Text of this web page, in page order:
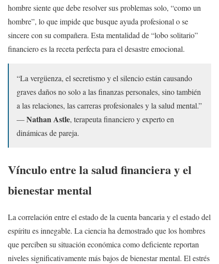
hombre siente que debe resolver sus problemas solo, “como un
hombre”, lo que impide que busque ayuda profesional o se
sincere con su compañera. Esta mentalidad de “lobo solitario”
financiero es la receta perfecta para el desastre emocional.
“La vergüenza, el secretismo y el silencio están causando
graves daños no solo a las finanzas personales, sino también
a las relaciones, las carreras profesionales y la salud mental.”
—Nathan Astle, terapeuta financiero y experto en
dinámicas de pareja.
Vínculo entre la salud financiera y el
bienestar mental
La correlación entre el estado de la cuenta bancaria y el estado del
espíritu es innegable. La ciencia ha demostrado que los hombres
que perciben su situación económica como deficiente reportan
niveles significativamente más bajos de bienestar mental. El estrés